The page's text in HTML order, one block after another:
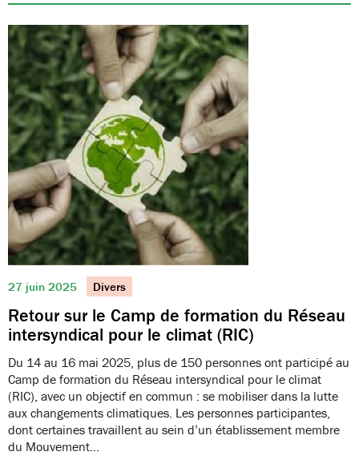
27 juin 2025 Divers
Retour sur le Camp de formation du Réseau
intersyndical pour le climat (RIC)
Du 14 au 16 mai 2025, plus de 150 personnes ont participé au
Camp de formation du Réseau intersyndical pour le climat
(RIC), avec un objectif en commun : se mobiliser dans la lutte
aux changements climatiques. Les personnes participantes,
dont certaines travaillent au sein d’un établissement membre
du Mouvement…